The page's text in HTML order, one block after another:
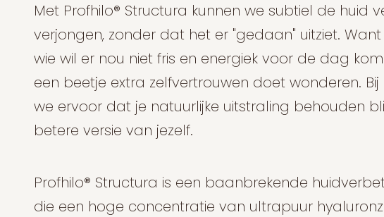
Met Profhilo® Structura kunnen we subtiel de huid
verjongen, zonder dat het er "gedaan" uitziet. Want
wie wil er nou niet fris en energiek voor de dag
een beetje extra zelfvertrouwen doet wonderen.
we ervoor dat je natuurlijke uitstraling behouden
betere versie van jezelf.
Profhilo® Structura is een baanbrekende
die een hoge concentratie van ultrapuur